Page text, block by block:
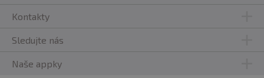
Kontakty
Sledujte nás
Naše appky